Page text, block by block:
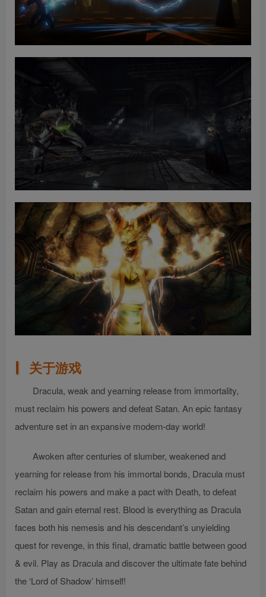
关于游戏
Dracula, weak and yearning release from immortality,
must reclaim his powers and defeat Satan. An epic fantasy
adventure set in an expansive modern-day world!
Awoken after centuries of slumber, weakened and
yearning for release from his immortal bonds, Dracula must
reclaim his powers and make a pact with Death, to defeat
Satan and gain eternal rest. Blood is everything as Dracula
faces both his nemesis and his descendant’s unyielding
quest for revenge, in this final, dramatic battle between good
& evil. Play as Dracula and discover the ultimate fate behind
the ‘Lord of Shadow’ himself!